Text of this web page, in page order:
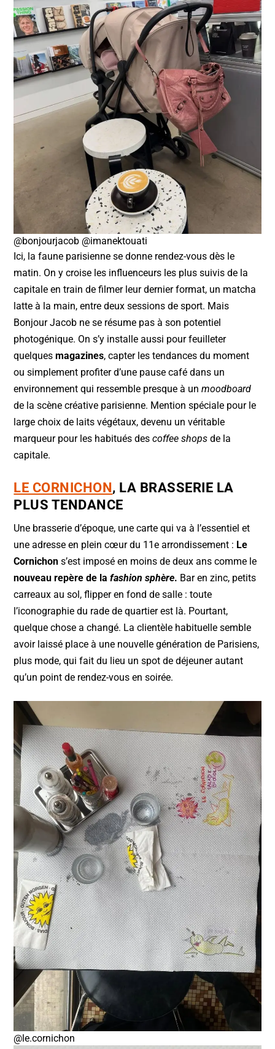
@bonjourjacob @imanektouati
Ici, la faune parisienne se donne rendez-vous dès le
matin. On y croise les influenceurs les plus suivis de la
capitale en train de filmer leur dernier format, un matcha
latte à la main, entre deux sessions de sport. Mais
Bonjour Jacob ne se résume pas à son potentiel
photogénique. On s’y installe aussi pour feuilleter
quelquesmagazines, capter les tendances du moment
ou simplement profiter d’une pause café dans un
environnement qui ressemble presque à unmoodboard
de la scène créative parisienne. Mention spéciale pour le
large choix de laits végétaux, devenu un véritable
marqueur pour les habitués descoffee shops de la
capitale.
LE CORNICHON, LA BRASSERIE LA
PLUS TENDANCE
Une brasserie d’époque, une carte qui va à l’essentiel et
une adresse en plein cœur du 11e arrondissement : Le
Cornichon s’est imposé en moins de deux ans comme le
nouveau repère de lafashion sphère. Bar en zinc, petits
carreaux au sol, flipper en fond de salle : toute
l’iconographie du rade de quartier est là. Pourtant,
quelque chose a changé. La clientèle habituelle semble
avoir laissé place à une nouvelle génération de Parisiens,
plus mode, qui fait du lieu un spot de déjeuner autant
qu’un point de rendez-vous en soirée.
@le.cornichon